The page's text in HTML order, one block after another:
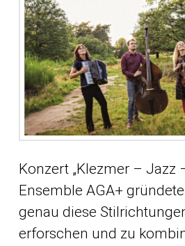
Konzert „Klezmer – Jazz
Ensemble AGA+
genau diese
erforschen und zu